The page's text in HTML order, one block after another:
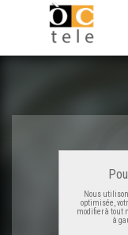
Nous
optimisée,
modifier à tout
à